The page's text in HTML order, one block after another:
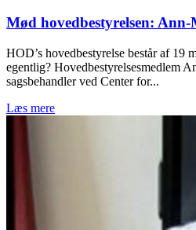
Mød hovedbestyrelsen: Ann-
HOD’s hovedbestyrelse består af 19
egentlig? Hovedbestyrelsesmedlem
sagsbehandler ved Center for...
Læs mere